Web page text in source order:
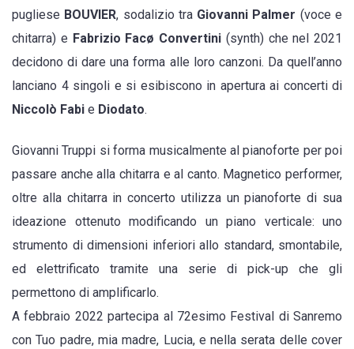
Casa
delle
Arti.
Il
solo
del
cantautore
magnetico
di
origini
pugliese BOUVIER, sodalizio tra Giovanni Palmer (voce e
chitarra) e Fabrizio Facø Convertini (synth) che nel 2021
decidono di dare una forma alle loro canzoni. Da quell’anno
lanciano 4 singoli e si esibiscono in apertura ai concerti di
Niccolò Fabi e Diodato.
Giovanni Truppi si forma musicalmente al pianoforte per poi
passare anche alla chitarra e al canto. Magnetico performer,
oltre alla chitarra in concerto utilizza un pianoforte di sua
ideazione ottenuto modificando un piano verticale: uno
strumento di dimensioni inferiori allo standard, smontabile,
ed elettrificato tramite una serie di pick-up che gli
permettono di amplificarlo.
A febbraio 2022 partecipa al 72esimo Festival di Sanremo
con Tuo padre, mia madre, Lucia, e nella serata delle cover